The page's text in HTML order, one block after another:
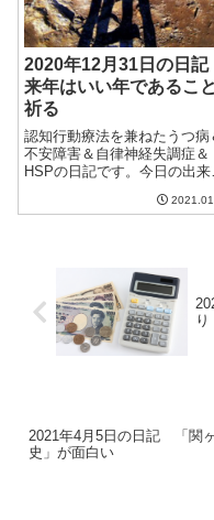
2020年12月31日の日
来年はいい年であるこ
祈る
認知行動療法を兼ねたうつ病
不安障害＆自律神経失調症＆
HSPの日記です。今日の出来
の、朝から気温が低く、まさ
で床暖房をつけて...
り
2021年4月5日の日記 「関
史」が面白い